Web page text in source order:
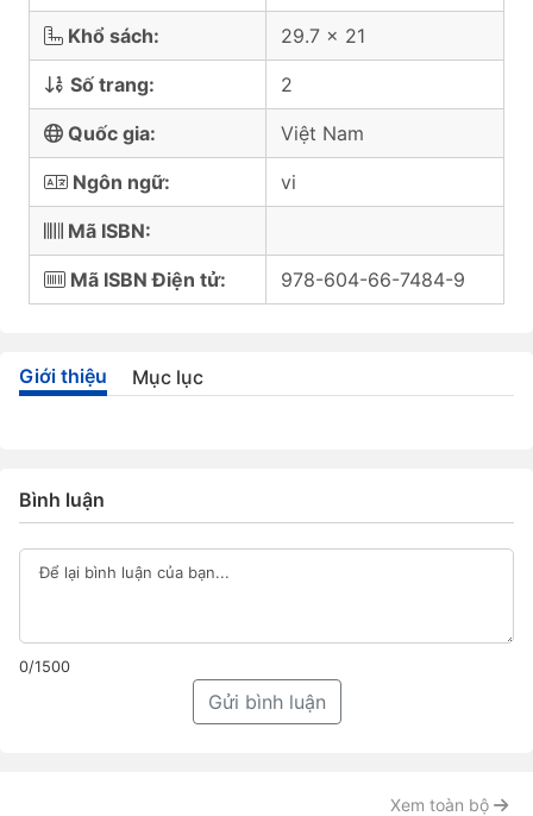
Khổ sách: 29.7 x 21
Số trang: 2
Quốc gia: Việt Nam
Ngôn ngữ: vi
Mã ISBN:
Mã ISBN Điện tử: 978-604-66-7484-9
Giới thiệu Mục lục
Bình luận
0/1500
Gửi bình luận
Xem toàn bộ